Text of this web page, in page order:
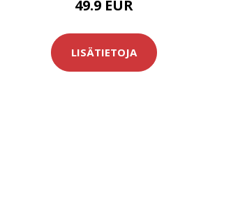
49.9 EUR
LISÄTIETOJA